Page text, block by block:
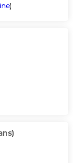
)